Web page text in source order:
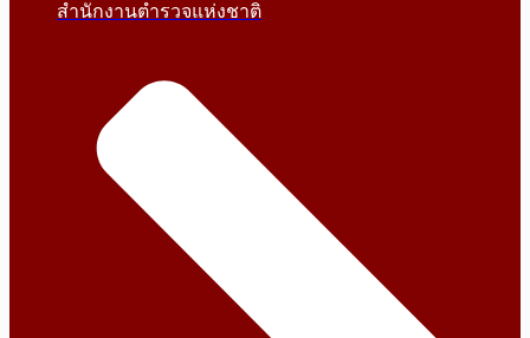
สำนักงานตำรวจแห่งชาติ